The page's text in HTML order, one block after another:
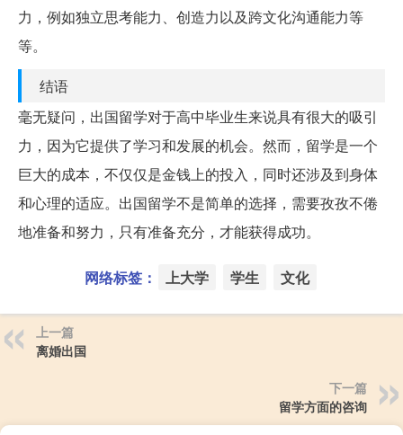
力，例如独立思考能力、创造力以及跨文化沟通能力等
等。
结语
毫无疑问，出国留学对于高中毕业生来说具有很大的吸引
力，因为它提供了学习和发展的机会。然而，留学是一个
巨大的成本，不仅仅是金钱上的投入，同时还涉及到身体
和心理的适应。出国留学不是简单的选择，需要孜孜不倦
地准备和努力，只有准备充分，才能获得成功。
网络标签： 上大学 学生 文化
上一篇
离婚出国
下一篇
留学方面的咨询